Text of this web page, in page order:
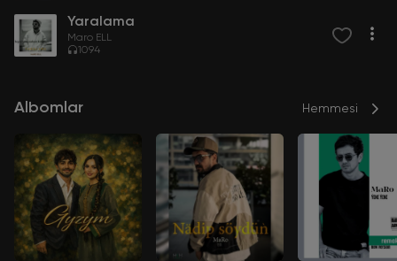
Yaralama
Maro ELL
1094
Albomlar Hemmesi